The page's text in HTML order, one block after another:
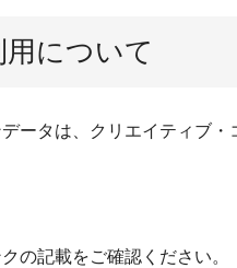
について
ータは、クリエイティブ
の記載をご確認ください。